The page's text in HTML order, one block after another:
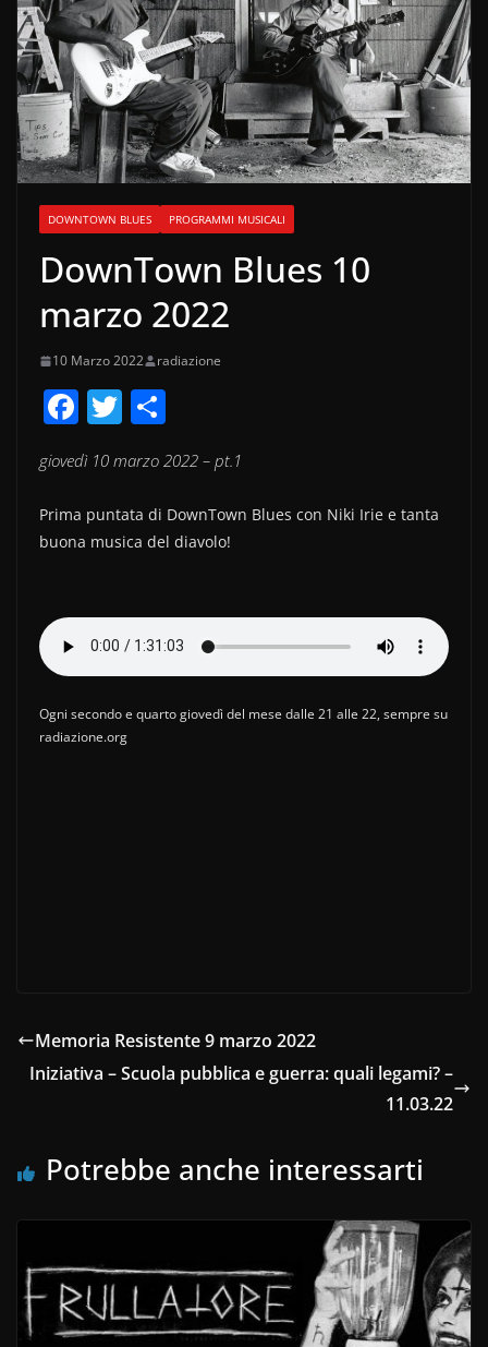
DOWNTOWN BLUES PROGRAMMI MUSICALI
DownTown Blues 10
marzo 2022
10 Marzo 2022 radiazione
F
a
c
e
b
o
k
T
itt
er
n
di
vi
giovedì 10 marzo 2022 – pt.1
Prima puntata di DownTown Blues con Niki Irie e tanta
buona musica del diavolo!
Ogni secondo e quarto giovedì del mese dalle 21 alle 22, sempre su
radiazione.org
Memoria Resistente 9 marzo 2022
Iniziativa – Scuola pubblica e guerra: quali legami? –
11.03.22
Potrebbe anche interessarti